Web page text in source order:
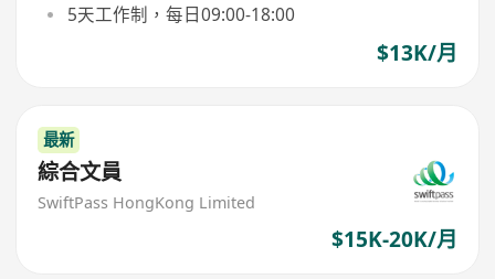
5天工作制，每日09:00-18:00
$13K/月
最新
綜合文員
SwiftPass HongKong Limited
$15K-20K/月